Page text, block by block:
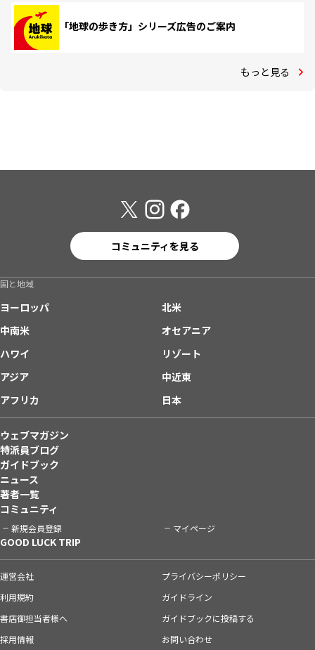
「地球の歩き方」シリーズ広告のご案内
もっと見る
コミュニティを見る
国と地域
ヨーロッパ
北米
中南米
オセアニア
ハワイ
リゾート
アジア
中近東
アフリカ
日本
ウェブマガジン
特派員ブログ
ガイドブック
ニュース
著者一覧
コミュニティ
新規会員登録 マイページ
GOOD LUCK TRIP
運営会社
プライバシーポリシー
利用規約
ガイドライン
書店御担当者様へ
ガイドブックに投稿する
採用情報
お問い合わせ